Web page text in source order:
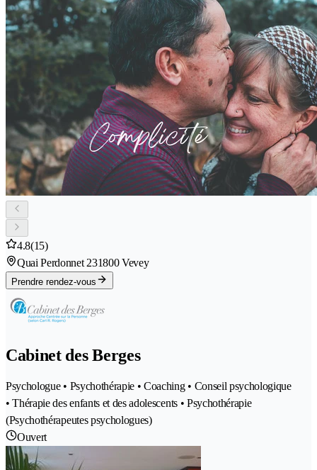
4.8(15)
Quai Perdonnet 231800 Vevey
Prendre rendez-vous
Cabinet des Berges
Psychologue • Psychothérapie • Coaching • Conseil psychologique
• Thérapie des enfants et des adolescents • Psychothérapie
(Psychothérapeutes psychologues)
Ouvert